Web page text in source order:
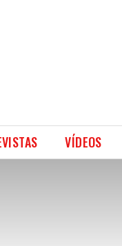
VÍDEOS